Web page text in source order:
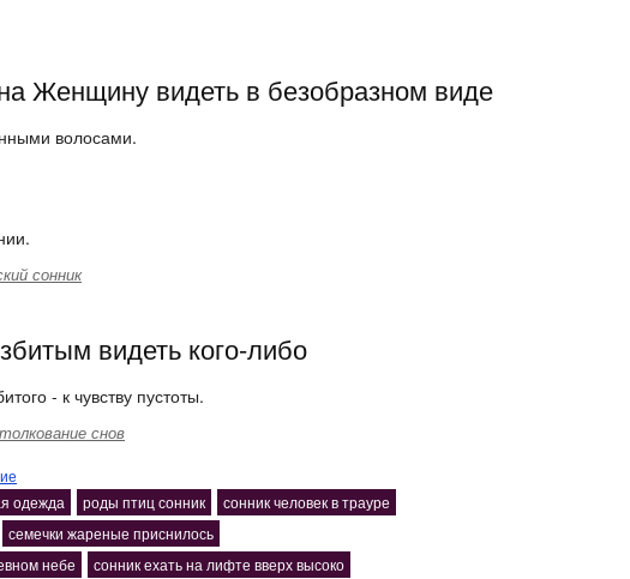
Женщину видеть в безобразном виде
волосами.
сонник
видеть кого-либо
- к чувству пустоты.
снов
одежда роды птиц сонник
сонник человек в трауре
семечки жареные приснилось
небе
сонник ехать на лифте вверх высоко